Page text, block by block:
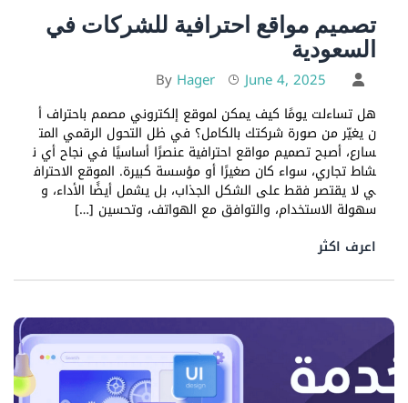
تصميم مواقع احترافية للشركات في
السعودية
Hager June 4, 2025
هل تساءلت يومًا كيف يمكن لموقع إلكتروني مصمم باحتراف أ
ن يغيّر من صورة شركتك بالكامل؟ في ظل التحول الرقمي المت
سارع، أصبح تصميم مواقع احترافية عنصرًا أساسيًا في نجاح أي ن
شاط تجاري، سواء كان صغيرًا أو مؤسسة كبيرة. الموقع الاحتراف
ي لا يقتصر فقط على الشكل الجذاب، بل يشمل أيضًا الأداء، و
سهولة الاستخدام، والتوافق مع الهواتف، وتحسين […]
اعرف اكثر